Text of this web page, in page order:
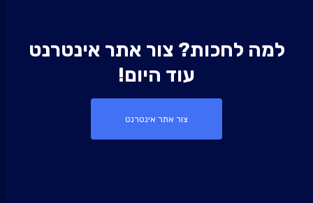
למה לחכות? צור אתר אינטרנט
עוד היום!
צור אתר אינטרנט